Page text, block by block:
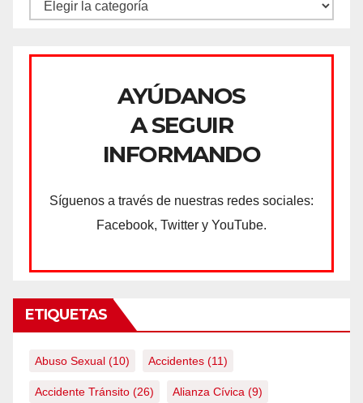
AYÚDANOS
A SEGUIR
INFORMANDO
Síguenos a través de nuestras redes sociales:
Facebook, Twitter y YouTube.
ETIQUETAS
Abuso Sexual (10) Accidentes (11)
Accidente Tránsito (26) Alianza Cívica (9)